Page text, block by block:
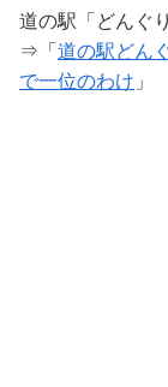
道の駅「どんぐ
⇒「 道の駅どん
で一位のわけ 」